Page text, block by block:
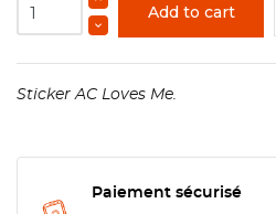
Add to cart
Sticker AC Loves Me.
Paiement sécurisé